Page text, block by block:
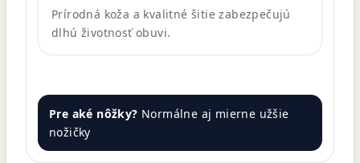
Prírodná koža a kvalitné šitie zabezpečujú
dlhú životnosť obuvi.
Pre aké nôžky? Normálne aj mierne užšie
nožičky